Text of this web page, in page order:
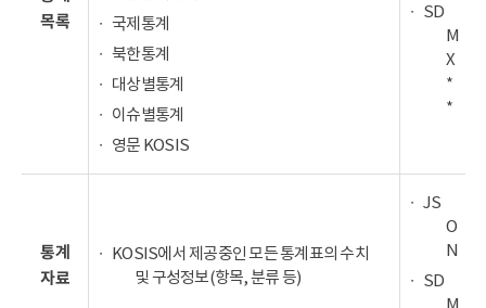
목록
국제통계
북한통계
대상별통계
이슈별통계
영문 KOSIS
SD
M
X
*
*
통계
자료
KOSIS에서 제공중인 모든 통계표의 수치
및 구성정보(항목, 분류 등)
JS
O
N
SD
M